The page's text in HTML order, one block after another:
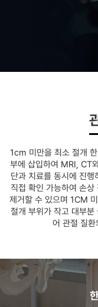
1cm 미만을 최소 절개
부에 삽입하여 MRI, CT
단과 치료를 동시에 진
직접 확인 가능하여 손
제거할 수 있으며 1CM
절개 부위가 작고 대부분
어 관절 질환